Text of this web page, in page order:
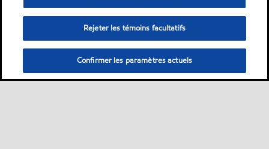
Rejeter les témoins facultatifs
Confirmer les paramètres actuels